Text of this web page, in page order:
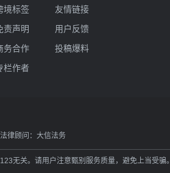
境标签
友情链接
责声明
用户反馈
务合作
投稿爆料
栏作者
律顾问：大信法务
无关。请用户注意甄别服务质量，避免上当受骗。